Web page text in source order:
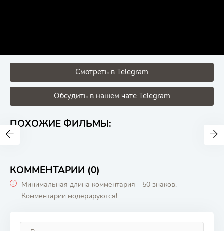
Смотреть в Telegram
Обсудить в нашем чате Telegram
ПОХОЖИЕ ФИЛЬМЫ:
КОММЕНТАРИИ (0)
Минимальная длина комментария - 50 знаков.
Комментарии модерируются!